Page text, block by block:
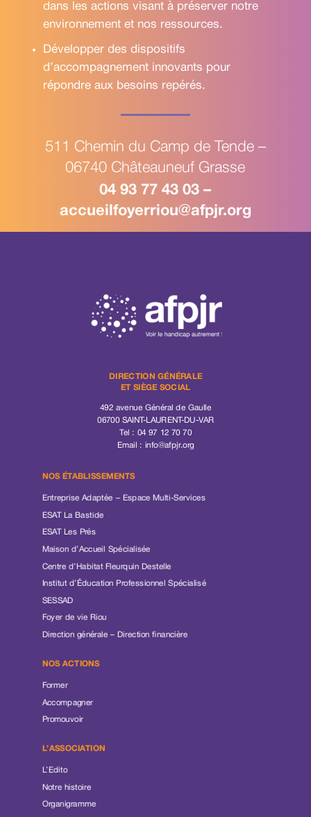
dans les actions visant à préserver notre
environnement et nos ressources.
Développer des dispositifs
d’accompagnement innovants pour
répondre aux besoins repérés.
511 Chemin du Camp de Tende –
06740 Châteauneuf Grasse
04 93 77 43 03 –
accueilfoyerriou@afpjr.org
DIRECTION GÉNÉRALE
ET SIÈGE SOCIAL
492 avenue Général de Gaulle
06700 SAINT-LAURENT-DU-VAR
Tel : 04 97 12 70 70
Email : info@afpjr.org
NOS ÉTABLISSEMENTS
Entreprise Adaptée – Espace Multi-Services
ESAT La Bastide
ESAT Les Prés
Maison d’Accueil Spécialisée
Centre d’Habitat Fleurquin Destelle
Institut d’Éducation Professionnel Spécialisé
SESSAD
Foyer de vie Riou
Direction générale – Direction financière
NOS ACTIONS
Former
Accompagner
Promouvoir
L’ASSOCIATION
L’Edito
Notre histoire
Organigramme